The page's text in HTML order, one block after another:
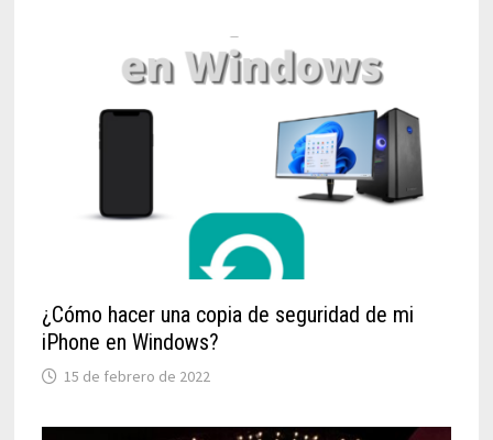
¿Cómo hacer una copia de seguridad de mi
iPhone en Windows?
15 de febrero de 2022